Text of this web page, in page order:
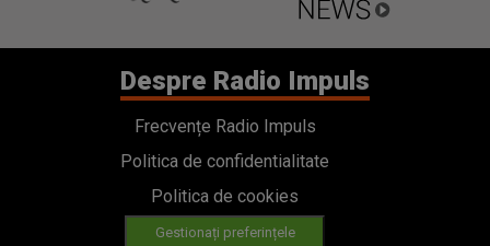
Despre Radio Impuls
Frecvențe Radio Impuls
Politica de confidentialitate
Politica de cookies
Gestionați preferințele